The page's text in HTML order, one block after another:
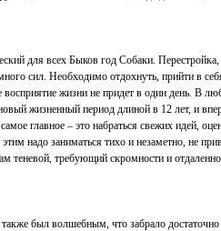
для всех Быков год Собаки.
сил. Необходимо отдохнуть, прийти в
жизни не придет в один день. В
жизненный период длиной в 12 лет, и
главное – это набраться свежих идей,
надо заниматься тихо и незаметно, не
теневой, требующий скромности и
был волшебным, что забрало достаточно